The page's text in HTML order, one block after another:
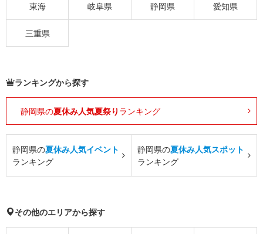
東海 岐阜県 静岡県 愛知県
三重県
ランキングから探す
静岡県の夏休み人気夏祭り ランキング
静岡県の夏休み人気イベント
ランキング
静岡県の夏休み人気スポット
ランキング
その他のエリアから探す